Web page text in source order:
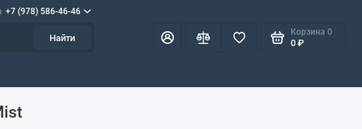
+7 (978) 586-46-46
Найти
Корзина 0
0 ₽